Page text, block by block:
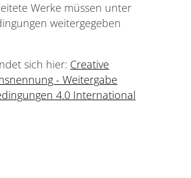
Werke müssen unter
weitergegeben
sich hier: Creative
- Weitergabe
4.0 International